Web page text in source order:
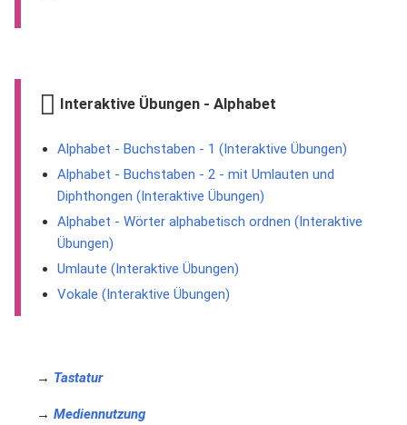
Interaktive Übungen - Alphabet
Alphabet - Buchstaben - 1 (Interaktive Übungen)
Alphabet - Buchstaben - 2 - mit Umlauten und
Diphthongen (Interaktive Übungen)
Alphabet - Wörter alphabetisch ordnen (Interaktive
Übungen)
Umlaute (Interaktive Übungen)
Vokale (Interaktive Übungen)
→ Tastatur
→ Mediennutzung